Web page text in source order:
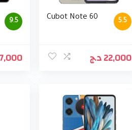
9.5 5.5
Cubot Note 60
22,000د.ج